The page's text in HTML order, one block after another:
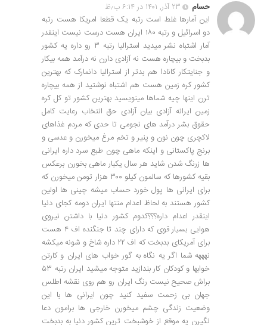
حسام
۲۳ آذر, ۱۴۰۱ در ۶:۱۴ ب٫ظ
این آمارها غلط است رتبه یک قطعا امریکا هست رتبه
دو اسرائیل و رتبه ۱۸۰ ایران هست درست نیست اینقدر
آمار اشتباه نشر میدید استرالیا رتبه ۳ رو داره یه کشور
بدبخت و بیچاره هست نه آزادی دارن نه درآمد همه بیکار
و جنایتکار کانادا هم بدتر از استرالیا دانمارک که بهترین
کشور کره زمین هست هم اشتباه نوشتید از همه بیچاره
ترن اینها چیه شماها مینویسید بهترین کشور تو کل کره
زمین ایرانه آزادی بیان آزادی حق انتخاب رعایت کامل
حقوق بشر درآمد های نجومی تا حدی که مردم غذاهای
لاکچری چون نون و پنیر و تخم مرغ میخورن و عدسی و
برنج پاکستانی و اینکه ماهی چون طبع سرد داره ایرانی
ها زرنگ شدن شاید هر سال یکبار ماهی بخورن برعکس
بقیه کشورها که سالمون کیلو ۳۰۰ هزار تومن میخورن که
برای ایرانی ها پول خورد حساب میشه چینی ها اولین
کشور هستند به لحاظ اعدام منتها ایران دومه کجای دنیا
اینقدر اعدام داره؟؟؟کدوم کشور دنیا با داشتن نیروی
هوایی بسیار قوی که دارای چند تا جنگنده اف ۴ هست
برای آمریکای بدبخت که اف ۲۲ داره شاخ و شونه میکشه
نهههه شما اگر یه نگاه به گور خواب های ایران و کارتن
خوابها و کودکان کار بندازید متوجه میشید ایران رتبه ۵۳
براش صحیح نیست رنگ ایران رو هم روی نقشه اطلس
جهان بی زحمت سفید کنید چون ایرانی ها با این
وضعیت زندگی چشم میخورن خارجی ها برامون دعا
نگیرن یه موقع از خوشبخت ترین کشور دنیا به بدبخت